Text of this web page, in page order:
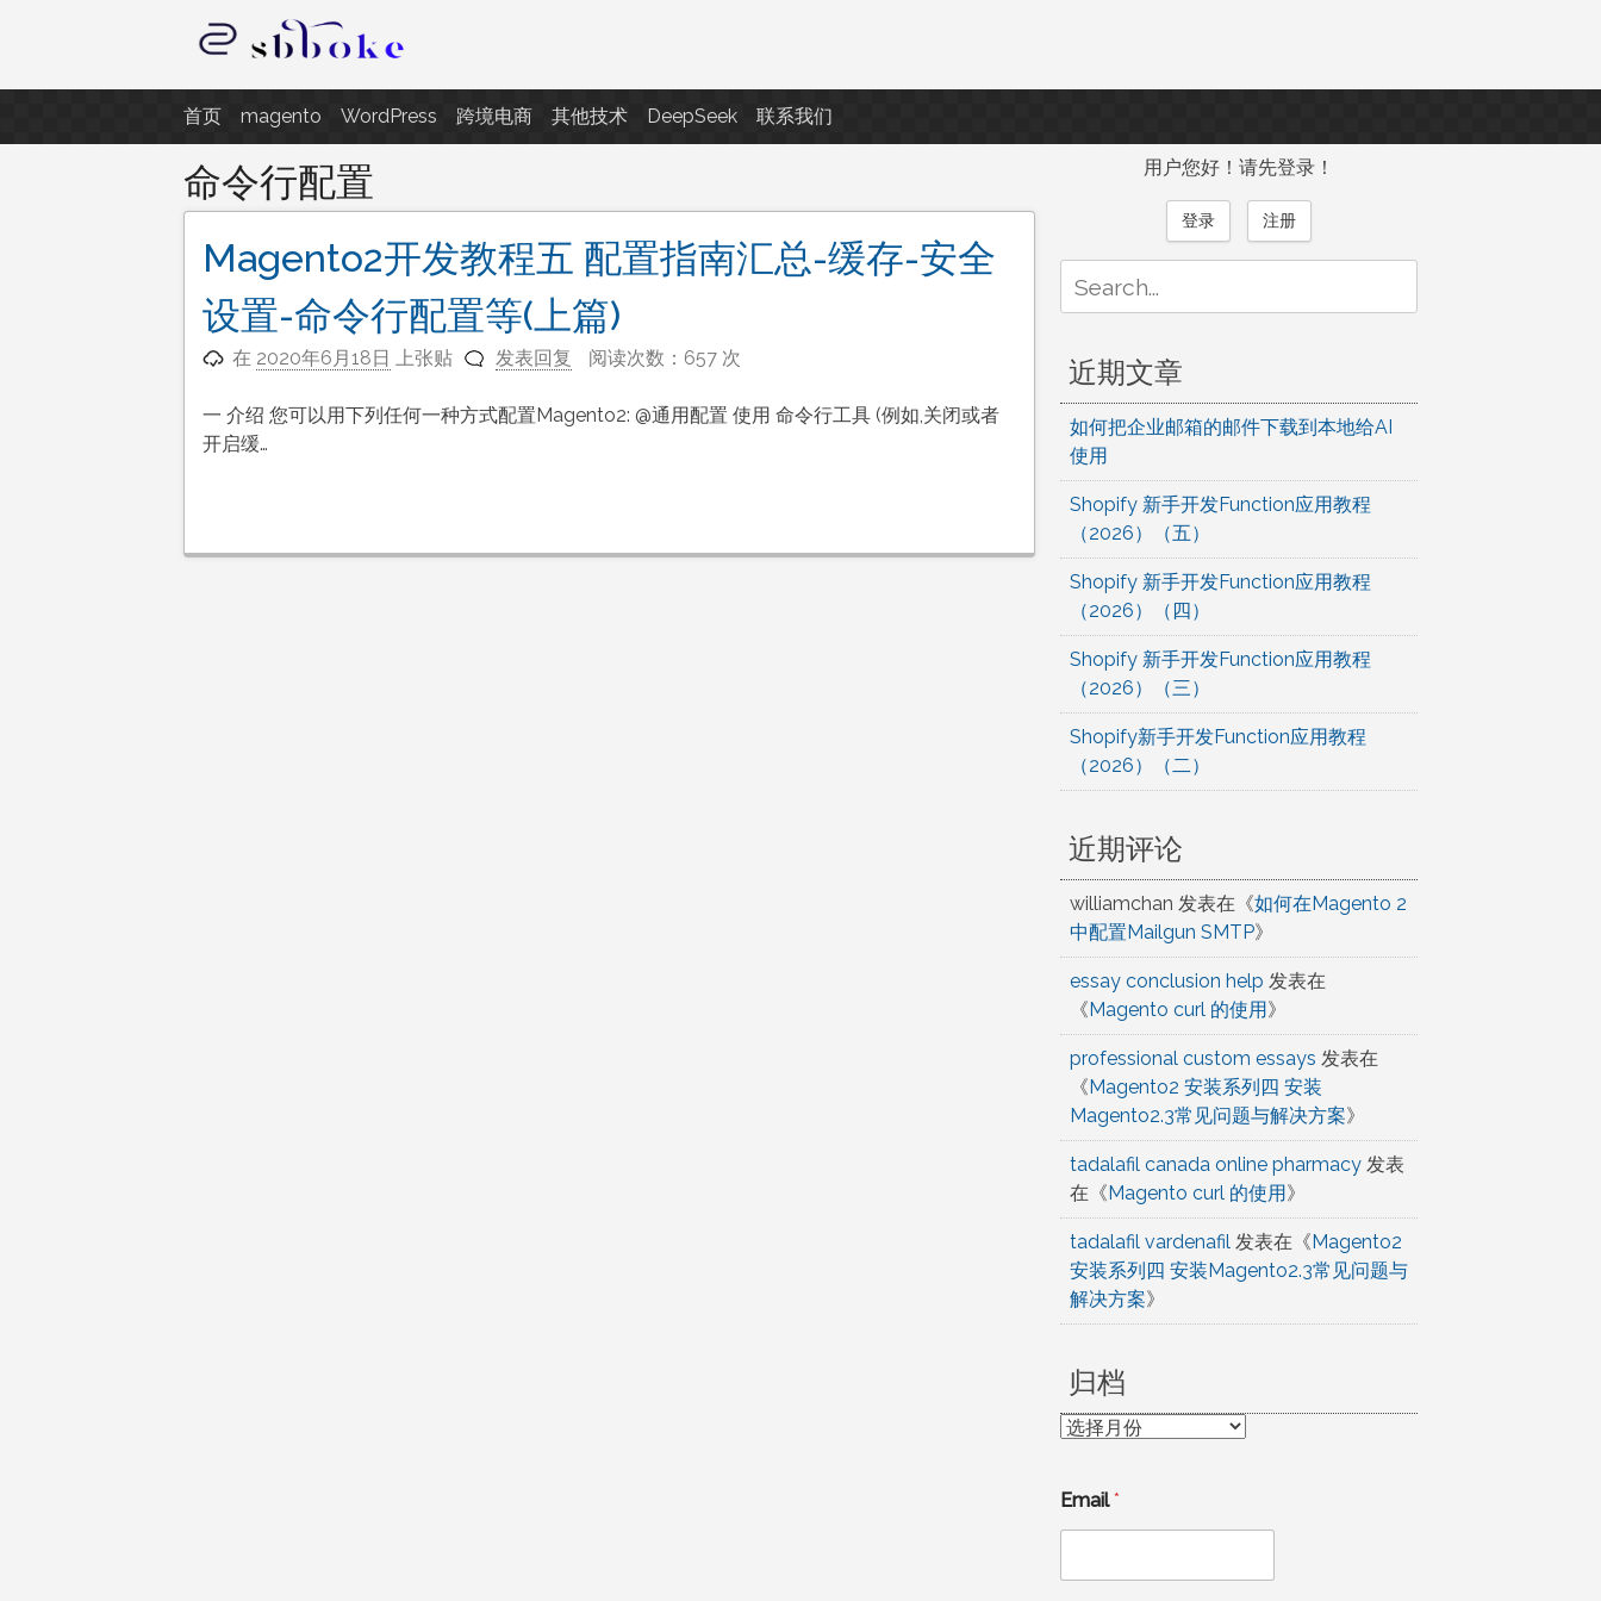
至
内
容
记录跨境电商独立站开发遇到的点点滴滴
首页 magento WordPress 跨境电商 其他技术 DeepSeek 联系我们
命令行配置
Magento2开发教程五 配置指南汇总-缓存-安全
设置-命令行配置等(上篇)
在 2020年6月18日 上张贴 发表回复 阅读次数：657 次
一 介绍 您可以用下列任何一种方式配置Magento2: @通用配置 使用 命令行工具 (例如,关闭或者
开启缓…
用户您好！请先登录！
登录 注册
for:
近期文章
如何把企业邮箱的邮件下载到本地给AI
使用
Shopify 新手开发Function应用教程
（2026）（五）
Shopify 新手开发Function应用教程
（2026）（四）
Shopify 新手开发Function应用教程
（2026）（三）
Shopify新手开发Function应用教程
（2026）（二）
近期评论
williamchan 发表在《如何在Magento 2
中配置Mailgun SMTP》
essay conclusion help 发表在
《Magento curl 的使用》
professional custom essays 发表在
《Magento2 安装系列四 安装
Magento2.3常见问题与解决方案》
tadalafil canada online pharmacy发表
在《Magento curl 的使用》
tadalafil vardenafil发表在《Magento2
安装系列四 安装Magento2.3常见问题与
解决方案》
归档
归
Email*